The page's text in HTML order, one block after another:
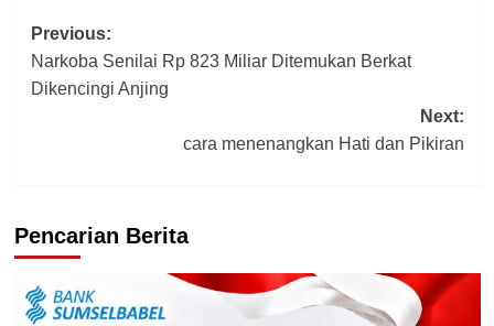
Post
navigation
Previous:
Narkoba Senilai Rp 823 Miliar Ditemukan Berkat
Dikencingi Anjing
Next:
cara menenangkan Hati dan Pikiran
Pencarian Berita